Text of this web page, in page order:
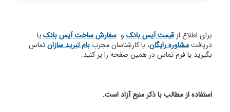
برای اطلاع از قیمت آیس بانک و سفارش ساخت آیس بانکیا
دریافتمشاوره رایگان، با کارشناسان مجرب بام تبرید سازانتماس
بگیرید یا فرم تماس در همین صفحه را پر کنید.
استفاده از مطالب با ذکر منبع آزاد است.